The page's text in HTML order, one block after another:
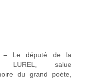
– Le député de la
LUREL, salue
du grand poète,